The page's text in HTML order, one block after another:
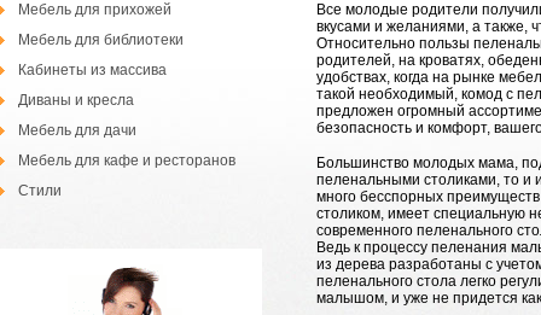
Мебель для прихожей
Мебель для библиотеки
Кабинеты из массива
Диваны и кресла
Мебель для дачи
Мебель для кафе и ресторанов
Стили
Все молодые родители
вкусами и желаниями, а также,
Относительно пользы
родителей, на кроватях,
удобствах, когда на рынке
такой необходимый, комод с
предложен огромный
безопасность и комфорт,
Большинство молодых мама,
пеленальными столиками, то и
много бесспорных
столиком, имеет специальную
современного пеленального
Ведь к процессу пеленания
из дерева разработаны с
пеленального стола легко
малышом, и уже не придется